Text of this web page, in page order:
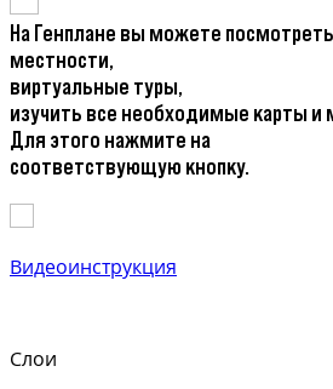
На Генплане вы можете
местности,
виртуальные туры,
изучить все необходимые карты и
Для этого нажмите на
соответствующую кнопку.
Видеоинструкция
Слои